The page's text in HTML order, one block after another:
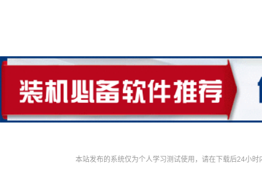
本站发布的系统仅为个人学习测试使用，请在下载后24小